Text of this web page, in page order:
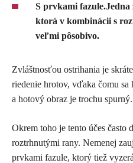
S prvkami fazule.Jedna
ktorá v kombinácii s
veľmi pôsobivo.
Zvláštnosťou ostrihania je
riedenie hrotov, vďaka čomu sa
a hotový obraz je trochu spurný.
Okrem toho je tento účes často
roztrhnutými rany. Nemenej
prvkami fazule, ktorý tiež